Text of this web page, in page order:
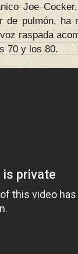
Joe
de pulmón, ha
raspada
70 y los 80.